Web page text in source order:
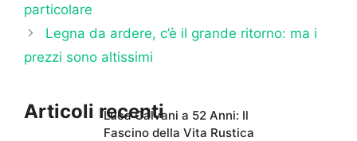
particolare
Legna da ardere, c’è il grande ritorno: ma i
prezzi sono altissimi
Articoli recentiLuca Calvani a 52 Anni: Il
Fascino della Vita Rustica